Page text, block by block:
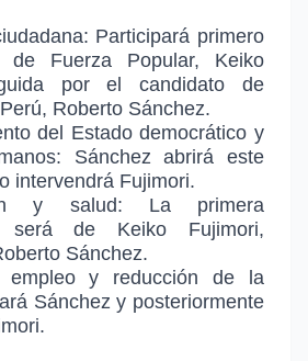
Participará primero
de Fuerza Popular, Keiko
por el candidato de
Roberto Sánchez.
del Estado democrático y
Sánchez abrirá este
intervendrá Fujimori.
y salud: La primera
será de Keiko Fujimori,
Sánchez.
empleo y reducción de la
Sánchez y posteriormente